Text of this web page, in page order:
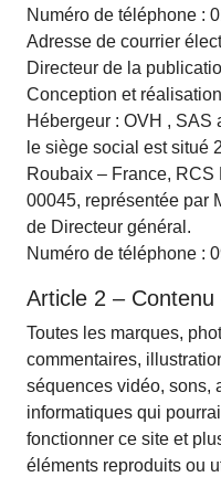
Numéro de téléphone :
Adresse de courrier
Directeur de la
Conception et
Hébergeur : OVH , SAS
le siège social est situé
Roubaix – France,
00045, représentée par
de Directeur général.
Numéro de téléphone :
Article 2 – Contenu
Toutes les marques,
commentaires,
séquences vidéo, sons,
informatiques qui
fonctionner ce site et
éléments reproduits ou